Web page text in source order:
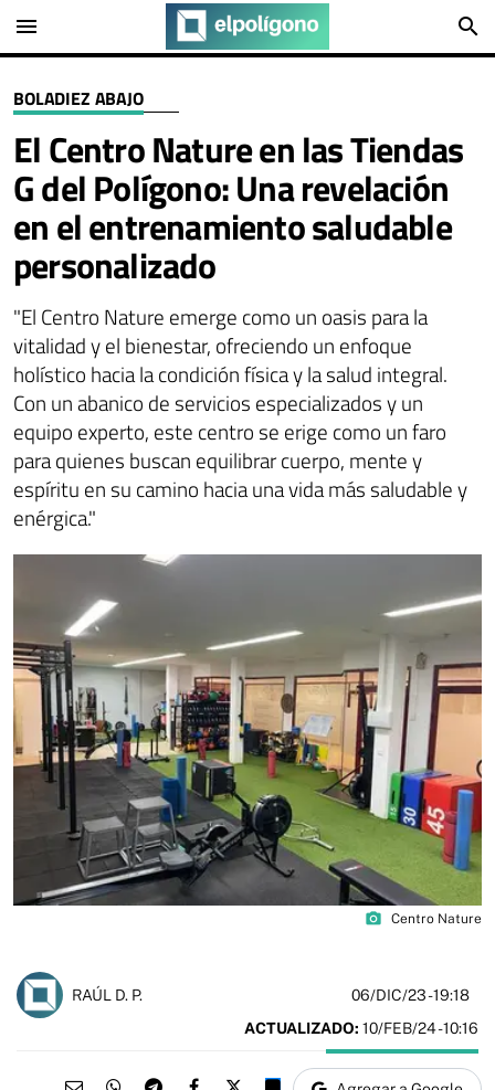
menu search
BOLADIEZ ABAJO
El Centro Nature en las Tiendas
G del Polígono: Una revelación
en el entrenamiento saludable
personalizado
"El Centro Nature emerge como un oasis para la
vitalidad y el bienestar, ofreciendo un enfoque
holístico hacia la condición física y la salud integral.
Con un abanico de servicios especializados y un
equipo experto, este centro se erige como un faro
para quienes buscan equilibrar cuerpo, mente y
espíritu en su camino hacia una vida más saludable y
enérgica."
photo_camera Centro Nature
RAÚL D. P. 06/DIC/23- 19:18
ACTUALIZADO: 10/FEB/24 - 10:16